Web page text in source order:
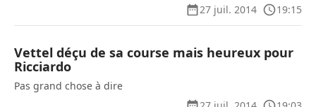
27 juil. 2014
19:15
Vettel déçu de sa course mais heureux pour
Ricciardo
Pas grand chose à dire